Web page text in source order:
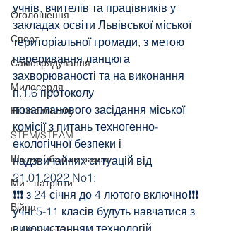
Оголошення
Спорт
Самоврядування
Милосердя
Ні насильству!
STEM/STEAM
Школа і батьки разом
Ми - патріоти
Війна
учнів, вчителів та працівників у
закладах освіти Львівської міської
територіальної громади, з метою
переривання ланцюга
захворюваності та на виконання
п.1.6 протоколу
позапланового засідання міської
комісії з питань техногенно-
екологічної безпеки і
надзвичайних ситуацій від
21.01.2022 No1:
❗❗❗ з 24 січня до 4 лютого включно❗❗❗
учні 5-11 класів будуть навчатися з
використанням технологій